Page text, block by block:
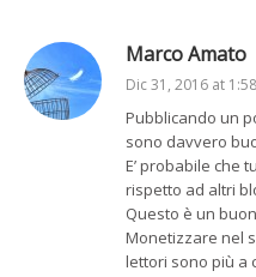
Marco Amato
Dic 31, 2016 at
Pubblicando un
sono davvero
E’ probabile che
rispetto ad altri
Questo è un
Monetizzare nel
lettori sono più a